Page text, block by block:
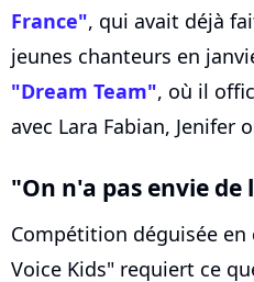
France", qui avait déjà
jeunes chanteurs en
"Dream Team", où il
avec Lara Fabian, Jenifer
"On n'a pas envie de
Compétition déguisée
Voice Kids" requiert ce